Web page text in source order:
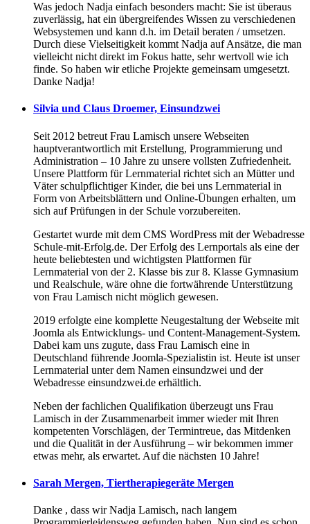
Was jedoch Nadja einfach besonders macht: Sie ist überaus
zuverlässig, hat ein übergreifendes Wissen zu verschiedenen
Websystemen und kann d.h. im Detail beraten / umsetzen.
Durch diese Vielseitigkeit kommt Nadja auf Ansätze, die man
vielleicht nicht direkt im Fokus hatte, sehr wertvoll wie ich
finde. So haben wir etliche Projekte gemeinsam umgesetzt.
Danke Nadja!
Silvia und Claus Droemer, Einsundzwei
Seit 2012 betreut Frau Lamisch unsere Webseiten
hauptverantwortlich mit Erstellung, Programmierung und
Administration – 10 Jahre zu unsere vollsten Zufriedenheit.
Unsere Plattform für Lernmaterial richtet sich an Mütter und
Väter schulpflichtiger Kinder, die bei uns Lernmaterial in
Form von Arbeitsblättern und Online-Übungen erhalten, um
sich auf Prüfungen in der Schule vorzubereiten.
Gestartet wurde mit dem CMS WordPress mit der Webadresse
Schule-mit-Erfolg.de. Der Erfolg des Lernportals als eine der
heute beliebtesten und wichtigsten Plattformen für
Lernmaterial von der 2. Klasse bis zur 8. Klasse Gymnasium
und Realschule, wäre ohne die fortwährende Unterstützung
von Frau Lamisch nicht möglich gewesen.
2019 erfolgte eine komplette Neugestaltung der Webseite mit
Joomla als Entwicklungs- und Content-Management-System.
Dabei kam uns zugute, dass Frau Lamisch eine in
Deutschland führende Joomla-Spezialistin ist. Heute ist unser
Lernmaterial unter dem Namen einsundzwei und der
Webadresse einsundzwei.de erhältlich.
Neben der fachlichen Qualifikation überzeugt uns Frau
Lamisch in der Zusammenarbeit immer wieder mit Ihren
kompetenten Vorschlägen, der Termintreue, das Mitdenken
und die Qualität in der Ausführung – wir bekommen immer
etwas mehr, als erwartet. Auf die nächsten 10 Jahre!
Sarah Mergen, Tiertherapiegeräte Mergen
Danke , dass wir Nadja Lamisch, nach langem